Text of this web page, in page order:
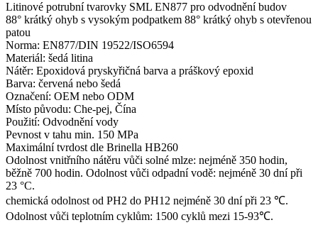
Litinové potrubní tvarovky SML EN877 pro odvodnění budov
88° krátký ohyb s vysokým podpatkem 88° krátký ohyb s otevřenou
patou
Norma: EN877/DIN 19522/ISO6594
Materiál: šedá litina
Nátěr: Epoxidová pryskyřičná barva a práškový epoxid
Barva: červená nebo šedá
Označení: OEM nebo ODM
Místo původu: Che-pej, Čína
Použití: Odvodnění vody
Pevnost v tahu min. 150 MPa
Maximální tvrdost dle Brinella HB260
Odolnost vnitřního nátěru vůči solné mlze: nejméně 350 hodin,
běžně 700 hodin. Odolnost vůči odpadní vodě: nejméně 30 dní při
23 °C.
chemická odolnost od PH2 do PH12 nejméně 30 dní při 23 ℃.
Odolnost vůči teplotním cyklům: 1500 cyklů mezi 15-93℃.